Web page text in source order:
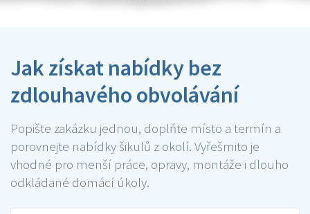
Jak získat nabídky bez
zdlouhavého obvolávání
Popište zakázku jednou, doplňte místo a termín a
porovnejte nabídky šikulů z okolí. Vyřešmito je
vhodné pro menší práce, opravy, montáže i dlouho
odkládané domácí úkoly.